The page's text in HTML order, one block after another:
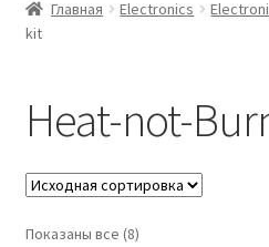
Главная
Главная Electronics
kit
Heat-not-
Показаны все (8)